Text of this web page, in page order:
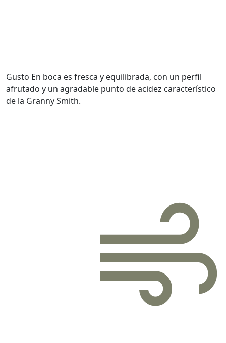
Gusto En boca es fresca y equilibrada, con un perfil
afrutado y un agradable punto de acidez característico
de la Granny Smith.